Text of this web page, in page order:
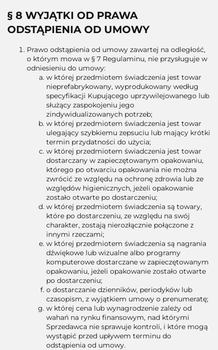
§ 8 WYJĄTKI OD PRAWA
ODSTĄPIENIA OD UMOWY
Prawo odstąpienia od umowy zawartej na odległość,
o którym mowa w § 7 Regulaminu, nie przysługuje w
odniesieniu do umowy:
w której przedmiotem świadczenia jest towar
nieprefabrykowany, wyprodukowany według
specyfikacji Kupującego uprzywilejowanego lub
służący zaspokojeniu jego
zindywidualizowanych potrzeb;
w której przedmiotem świadczenia jest towar
ulegający szybkiemu zepsuciu lub mający krótki
termin przydatności do użycia;
w której przedmiotem świadczenia jest towar
dostarczany w zapieczętowanym opakowaniu,
którego po otwarciu opakowania nie można
zwrócić ze względu na ochronę zdrowia lub ze
względów higienicznych, jeżeli opakowanie
zostało otwarte po dostarczeniu;
w której przedmiotem świadczenia są towary,
które po dostarczeniu, ze względu na swój
charakter, zostają nierozłącznie połączone z
innymi rzeczami;
w której przedmiotem świadczenia są nagrania
dźwiękowe lub wizualne albo programy
komputerowe dostarczane w zapieczętowanym
opakowaniu, jeżeli opakowanie zostało otwarte
po dostarczeniu;
o dostarczanie dzienników, periodyków lub
czasopism, z wyjątkiem umowy o prenumeratę;
w której cena lub wynagrodzenie zależy od
wahań na rynku finansowym, nad którymi
Sprzedawca nie sprawuje kontroli, i które mogą
wystąpić przed upływem terminu do
odstąpienia od umowy.